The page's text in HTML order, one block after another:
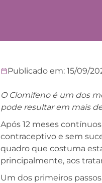
Publicado em: 15/09/
O Clomifeno é um dos
pode resultar em mais
Após 12 meses
contraceptivo e sem
quadro que costuma
principalmente, aos
Um dos primeiros